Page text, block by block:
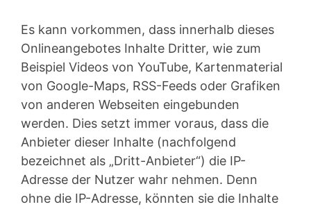
Es kann vorkommen, dass innerhalb dieses
Onlineangebotes Inhalte Dritter, wie zum
Beispiel Videos von YouTube, Kartenmaterial
von Google-Maps, RSS-Feeds oder Grafiken
von anderen Webseiten eingebunden
werden. Dies setzt immer voraus, dass die
Anbieter dieser Inhalte (nachfolgend
bezeichnet als „Dritt-Anbieter“) die IP-
Adresse der Nutzer wahr nehmen. Denn
ohne die IP-Adresse, könnten sie die Inhalte